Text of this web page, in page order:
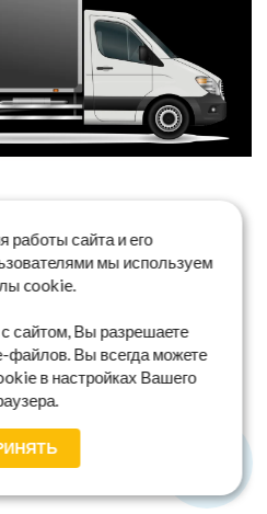
работы сайта и его
мы используем
cookie.
сайтом, Вы разрешаете
файлов. Вы всегда можете
в настройках Вашего